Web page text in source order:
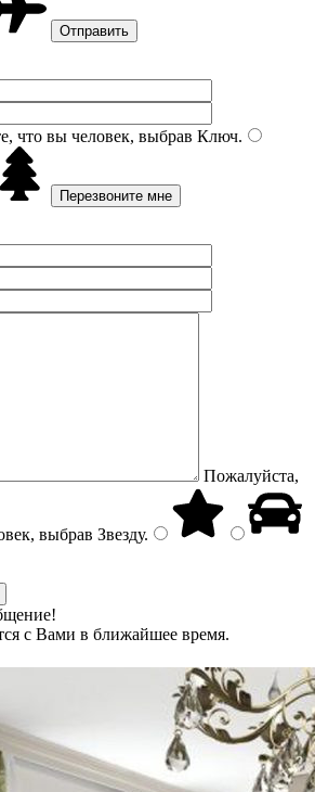
что вы человек, выбрав Ключ.
Пожалуйста,
выбрав Звезду.
с Вами в ближайшее время.